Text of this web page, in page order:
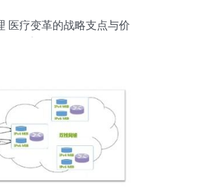
医疗变革的战略支点与价